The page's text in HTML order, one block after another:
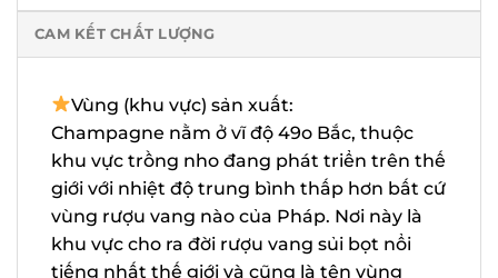
Description
CAM KẾT CHẤT LƯỢNG
Vùng (khu vực) sản xuất:
Champagne nằm ở vĩ độ 49o Bắc, thuộc
khu vực trồng nho đang phát triển trên
thế giới với nhiệt độ trung bình thấp hơn
bất cứ vùng rượu vang nào của Pháp. Nơi
này là khu vực cho ra đời rượu vang sủi